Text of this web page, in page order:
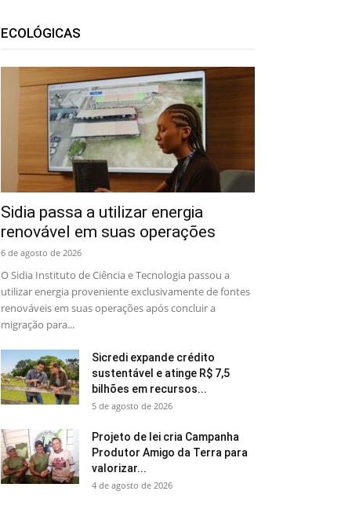
ECOLÓGICAS
Sidia passa a utilizar energia
renovável em suas operações
6 de agosto de 2026
O Sidia Instituto de Ciência e Tecnologia passou a
utilizar energia proveniente exclusivamente de fontes
renováveis em suas operações após concluir a
migração para...
Sicredi expande crédito
sustentável e atinge R$ 7,5
bilhões em recursos...
5 de agosto de 2026
Projeto de lei cria Campanha
Produtor Amigo da Terra para
valorizar...
4 de agosto de 2026